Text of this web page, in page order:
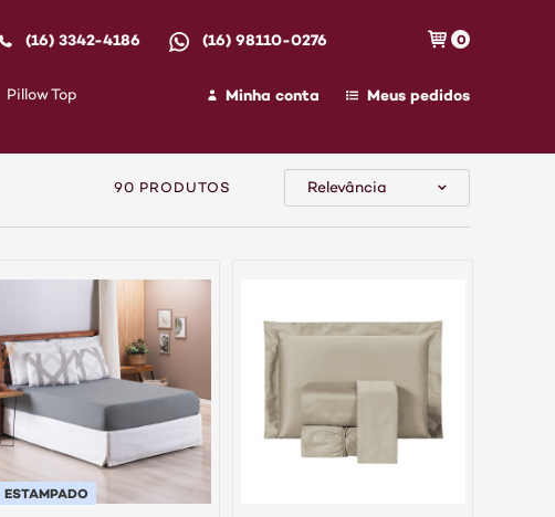
(16) 3342-4186 (16) 98110-0276 0
Pillow Top
Minha conta Meus pedidos
Relevância
90 PRODUTOS
ESTAMPADO